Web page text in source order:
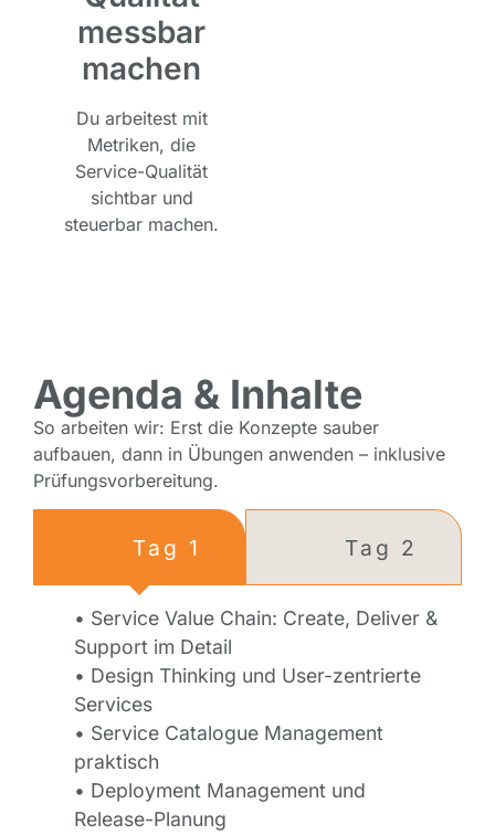
messbar
machen
Du arbeitest mit
Metriken, die
Service-Qualität
sichtbar und
steuerbar machen.
Agenda & Inhalte
So arbeiten wir: Erst die Konzepte sauber
aufbauen, dann in Übungen anwenden – inklusive
Prüfungsvorbereitung.
Tag 1 Tag 2
• Service Value Chain: Create, Deliver &
Support im Detail
• Design Thinking und User-zentrierte
Services
• Service Catalogue Management
praktisch
• Deployment Management und
Release-Planung